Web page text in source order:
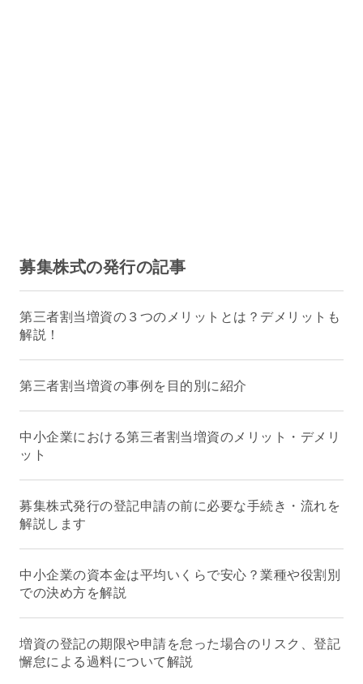
募集株式の発行の記事
第三者割当増資の３つのメリットとは？デメリットも
解説！
第三者割当増資の事例を目的別に紹介
中小企業における第三者割当増資のメリット・デメリ
ット
募集株式発行の登記申請の前に必要な手続き・流れを
解説します
中小企業の資本金は平均いくらで安心？業種や役割別
での決め方を解説
増資の登記の期限や申請を怠った場合のリスク、登記
懈怠による過料について解説